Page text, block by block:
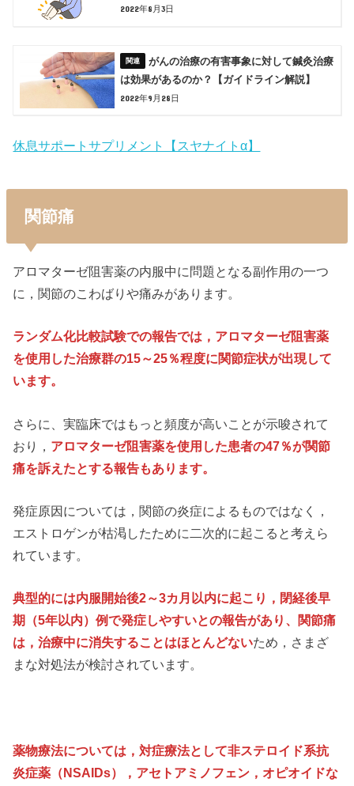
2022年8月3日
がんの治療の有害事象に対して鍼灸治療
は効果があるのか？【ガイドライン解説】
2022年9月28日
休息サポートサプリメント【スヤナイトα】
関節痛
アロマターゼ阻害薬の内服中に問題となる副作用の一つ
に，関節のこわばりや痛みがあります。
ランダム化比較試験での報告では，アロマターゼ阻害薬
を使用した治療群の15～25％程度に関節症状が出現して
います。
さらに、実臨床ではもっと頻度が高いことが示唆されて
おり， アロマターゼ阻害薬を使用した患者の47％が関節
痛を訴えたとする報告もあります。
発症原因については，関節の炎症によるものではなく，
エストロゲンが枯渇したために二次的に起こると考えら
れています。
典型的には内服開始後2～3カ月以内に起こり，閉経後早
期（5年以内）例で発症しやすいとの報告があり、関節痛
は，治療中に消失することはほとんどないため，さまざ
まな対処法が検討されています。
薬物療法については，対症療法として非ステロイド系抗
炎症薬（NSAIDs），アセトアミノフェン，オピオイドな